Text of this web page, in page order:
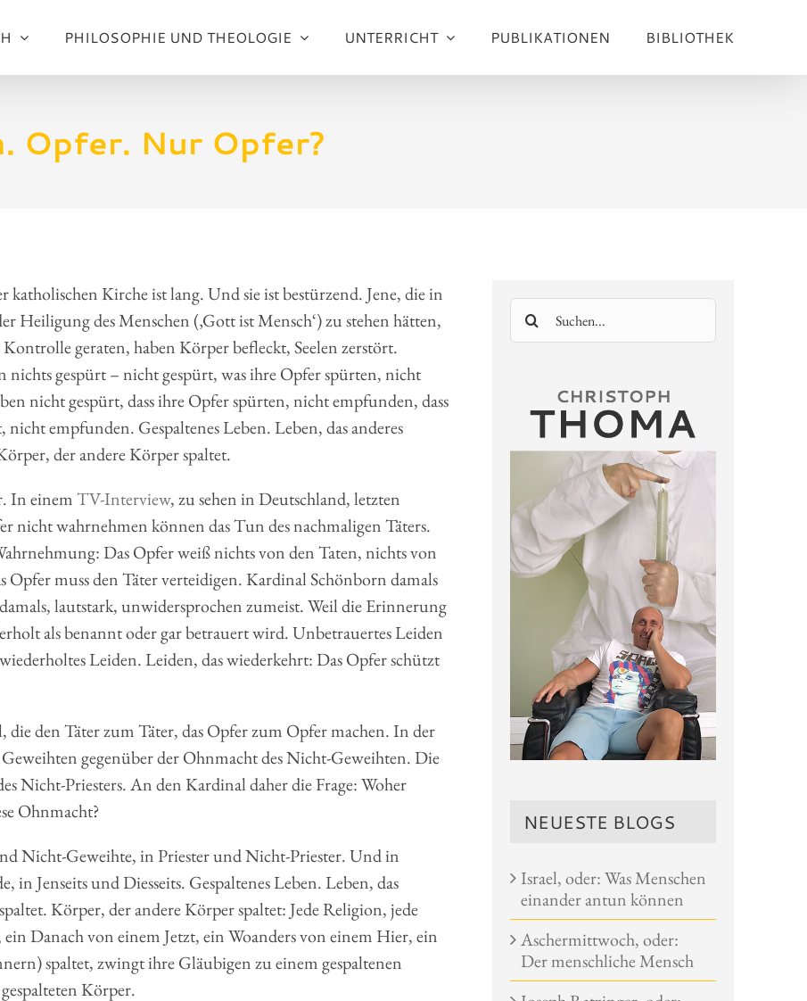
PHILOSOPHIE UND THEOLOGIE UNTERRICHT PUBLIKATIONEN BIBLIOTHEK
Opfer. Nur Opfer?
katholischen Kirche ist lang. Und sie ist bestürzend. Jene, die in
Heiligung des Menschen (‚Gott ist Mensch‘) zu stehen hätten,
geraten, haben Körper befleckt, Seelen zerstört.
nichts gespürt – nicht gespürt, was ihre Opfer spürten, nicht
nicht gespürt, dass ihre Opfer spürten, nicht empfunden, dass
empfunden. Gespaltenes Leben. Leben, das anderes
der andere Körper spaltet.
In einemTV-Interview, zu sehen in Deutschland, letzten
nicht wahrnehmen können das Tun des nachmaligen Täters.
Das Opfer weiß nichts von den Taten, nichts von
muss den Täter verteidigen. Kardinal Schönborn damals
lautstark, unwidersprochen zumeist. Weil die Erinnerung
als benannt oder gar betrauert wird. Unbetrauertes Leiden
Leiden. Leiden, das wiederkehrt: Das Opfer schützt
den Täter zum Täter, das Opfer zum Opfer machen. In der
gegenüber der Ohnmacht des Nicht-Geweihten. Die
Nicht-Priesters. An den Kardinal daher die Frage: Woher
Ohnmacht?
Nicht-Geweihte, in Priester und Nicht-Priester. Und in
Jenseits und Diesseits. Gespaltenes Leben. Leben, das
Körper, der andere Körper spaltet: Jede Religion, jede
Danach von einem Jetzt, ein Woanders von einem Hier, ein
spaltet, zwingt ihre Gläubigen zu einem gespaltenen
Körper.
Suche
nach:
NEUESTE BLOGS
Israel, oder: Was Menschen
einander antun können
Aschermittwoch, oder:
Der menschliche Mensch